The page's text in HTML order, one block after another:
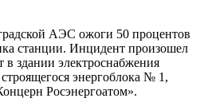
АЭС ожоги 50 процентов
станции. Инцидент произошел
в здании электроснабжения
энергоблока № 1,
Росэнергоатом».